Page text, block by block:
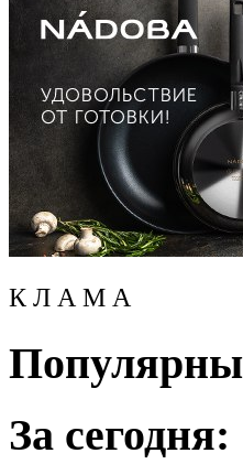
К Л А М А
За сегодня: